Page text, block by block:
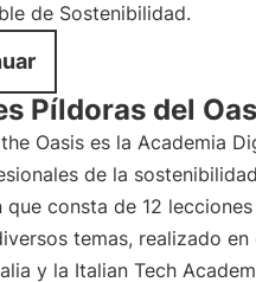
de Sostenibilidad.
Píldoras del
Oasis es la Academia
de la
que consta de 12
temas, realizado
y la Italian Tech